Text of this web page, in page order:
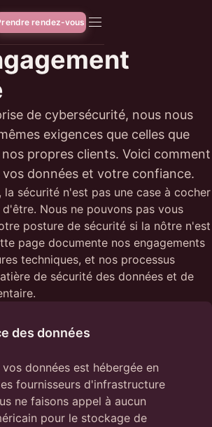
rendez-vous
de cybersécurité, nous nous
exigences que celles que
propres clients. Voici comment
données et votre confiance.
la sécurité n'est pas une case à cocher
Nous ne pouvons pas vous
posture de sécurité si la nôtre n'est
page documente nos engagements
techniques, et nos processus
de sécurité des données et de
des données
données est hébergée en
fournisseurs d'infrastructure
ne faisons appel à aucun
pour le stockage de